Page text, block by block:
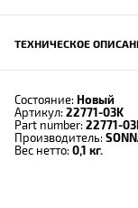
ТЕХНИЧЕСКОЕ
Состояние: Новый
Артикул: 22771-03K
Part number: 22771-
Производитель:
Вес нетто: 0,1 кг.